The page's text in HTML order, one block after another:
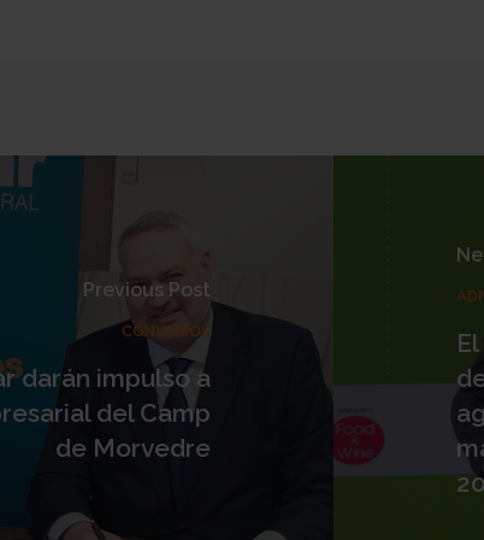
Previous Post
CONVENIOS
darán impulso a
del Camp
de Morvedre